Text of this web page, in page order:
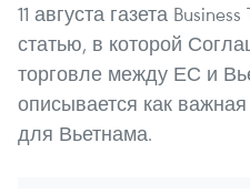
11 августа газета
статью, в которой
торговле между ЕС и
описывается как
для Вьетнама.